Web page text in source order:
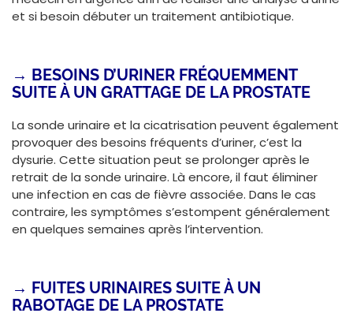
et si besoin débuter un traitement antibiotique.
→ BESOINS D’URINER FRÉQUEMMENT
SUITE À UN GRATTAGE DE LA PROSTATE
La sonde urinaire et la cicatrisation peuvent également
provoquer des besoins fréquents d’uriner, c’est la
dysurie. Cette situation peut se prolonger après le
retrait de la sonde urinaire. Là encore, il faut éliminer
une infection en cas de fièvre associée. Dans le cas
contraire, les symptômes s’estompent généralement
en quelques semaines après l’intervention.
→ FUITES URINAIRES SUITE À UN
RABOTAGE DE LA PROSTATE